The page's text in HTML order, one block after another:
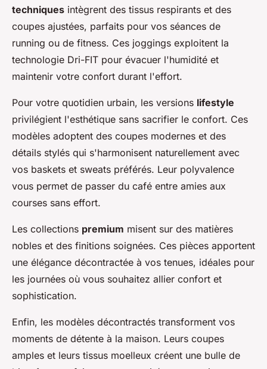
techniques intègrent des tissus respirants et des
coupes ajustées, parfaits pour vos séances de
running ou de fitness. Ces joggings exploitent la
technologie Dri-FIT pour évacuer l'humidité et
maintenir votre confort durant l'effort.
Pour votre quotidien urbain, les versions lifestyle
privilégient l'esthétique sans sacrifier le confort. Ces
modèles adoptent des coupes modernes et des
détails stylés qui s'harmonisent naturellement avec
vos baskets et sweats préférés. Leur polyvalence
vous permet de passer du café entre amies aux
courses sans effort.
Les collections premium misent sur des matières
nobles et des finitions soignées. Ces pièces apportent
une élégance décontractée à vos tenues, idéales pour
les journées où vous souhaitez allier confort et
sophistication.
Enfin, les modèles décontractés transforment vos
moments de détente à la maison. Leurs coupes
amples et leurs tissus moelleux créent une bulle de